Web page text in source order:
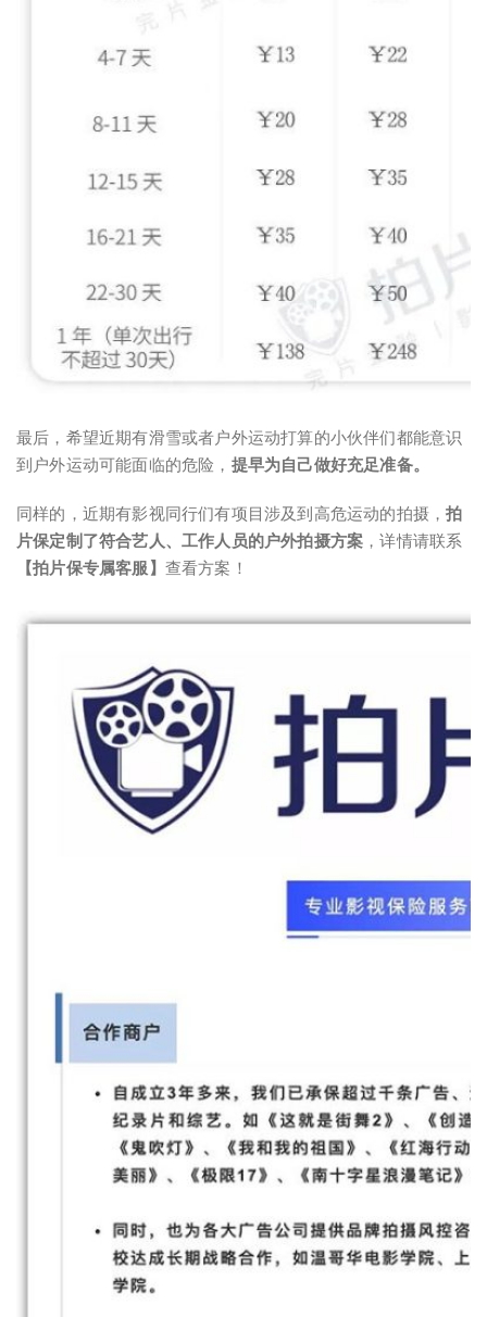
最后，希望近期有滑雪或者户外运动打算的小伙伴们都能意识
到户外运动可能面临的危险， 提早为自己做好充足准备。
同样的，近期有影视同行们有项目涉及到高危运动的拍摄，拍
片保定制了符合艺人、工作人员的户外拍摄方案 ，详情请联系
【拍片保专属客服】 查看方案！